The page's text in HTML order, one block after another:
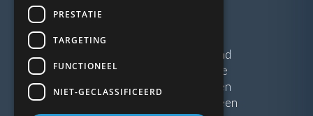
Algemene voorwaarden
Kunststof Kozijnen Friesland
Kunststof kozijnen Drenthe
Kunststof Kozijnen Drachten
Kunststof Kozijnen Hoogeveen
PRESTATIE
TARGETING
FUNCTIONEEL
NIET-GECLASSIFICEERD